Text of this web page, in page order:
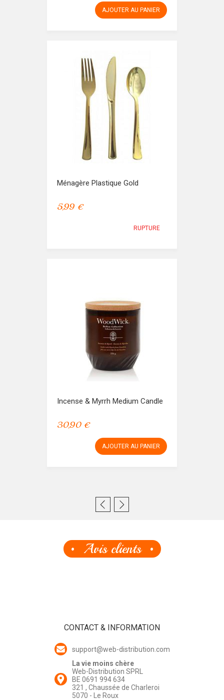
AJOUTER AU PANIER
Ménagère Plastique Gold
5,99 €
RUPTURE
Incense & Myrrh Medium Candle
30,90 €
AJOUTER AU PANIER
Avis clients
CONTACT & INFORMATION
support@web-distribution.com
La vie moins chère
Web-Distribution SPRL
BE 0691 994 634
321 , Chaussée de Charleroi
5070 - Le Roux